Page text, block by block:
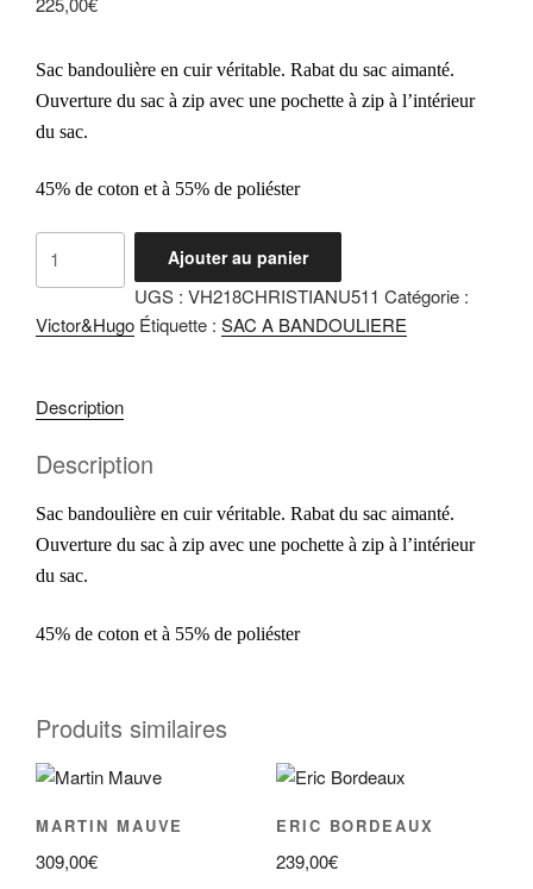
Sac bandoulière en cuir véritable. Rabat du sac aimanté.
Ouverture du sac à zip avec une pochette à zip à l’intérieur
du sac.
45% de coton et à 55% de poliéster
Bordeaux
Ajouter au panier
UGS : VH218CHRISTIANU511 Catégorie :
Victor&Hugo Étiquette : SAC A BANDOULIERE
Description
Description
Sac bandoulière en cuir véritable. Rabat du sac aimanté.
Ouverture du sac à zip avec une pochette à zip à l’intérieur
du sac.
45% de coton et à 55% de poliéster
Produits similaires
MARTIN MAUVE
309,00€
ERIC BORDEAUX
239,00€